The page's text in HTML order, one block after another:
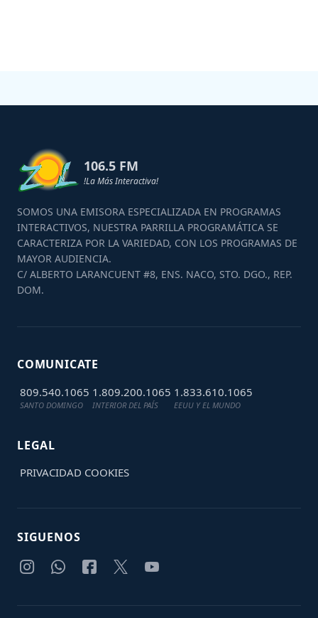
106.5 FM
!La Más Interactiva!
SOMOS UNA EMISORA ESPECIALIZADA EN PROGRAMAS
INTERACTIVOS, NUESTRA PARRILLA PROGRAMÁTICA SE
CARACTERIZA POR LA VARIEDAD, CON LOS PROGRAMAS DE
MAYOR AUDIENCIA.
C/ ALBERTO LARANCUENT #8, ENS. NACO, STO. DGO., REP.
DOM.
COMUNICATE
809.540.1065
SANTO DOMINGO
1.809.200.1065
INTERIOR DEL PAÍS
1.833.610.1065
EEUU Y EL MUNDO
LEGAL
PRIVACIDAD COOKIES
SIGUENOS